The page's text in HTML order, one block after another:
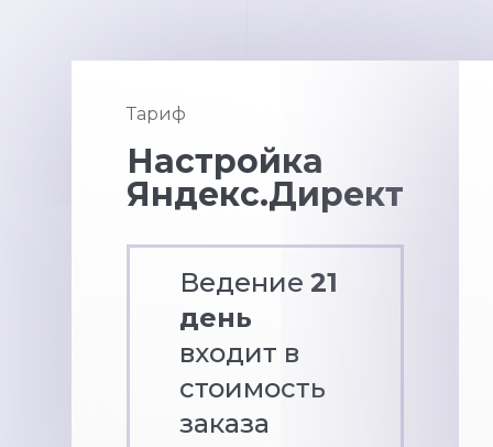
Тариф
Настройка
Яндекс.Директ
Ведение 21
день
входит в
стоимость
заказа